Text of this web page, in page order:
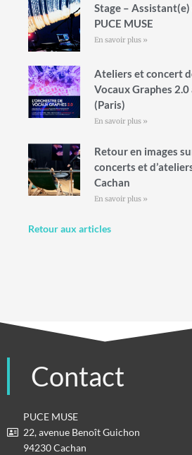
Stage –
PUCE MUSE
En savoir plus »
Ateliers et concert
Vocaux Graphes 2.0
(Paris)
En savoir plus »
Retour en images
concerts et
Cachan
En savoir plus »
Retour aux articles
Contact
PUCE MUSE
22, avenue Benoît Guichon
94230 Cachan